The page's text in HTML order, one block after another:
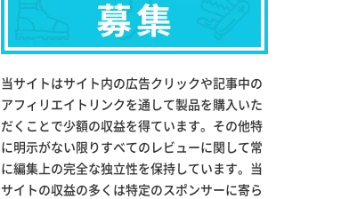
当サイトはサイト内の広告クリックや記事中の
アフィリエイトリンクを通して製品を購入いた
だくことで少額の収益を得ています。その他特
に明示がない限りすべてのレビューに関して常
に編集上の完全な独立性を保持しています。当
サイトの収益の多くは特定のスポンサーに寄ら